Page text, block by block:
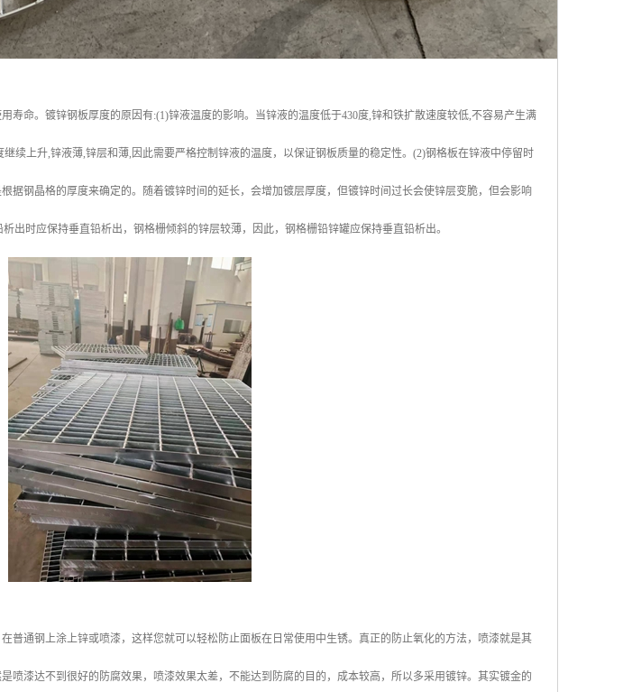
寿命。镀锌钢板厚度的原因有:(1)锌液温度的影响。当锌液的温度低于430度,锌和铁扩散速度较低,不容易产生满
续上升,锌液薄,锌层和薄,因此需要严格控制锌液的温度，以保证钢板质量的稳定性。(2)钢格板在锌液中停留时
据钢晶格的厚度来确定的。随着镀锌时间的延长，会增加镀层厚度，但镀锌时间过长会使锌层变脆，但会影响
出时应保持垂直铅析出，钢格栅倾斜的锌层较薄，因此，钢格栅铅锌罐应保持垂直铅析出。
普通钢上涂上锌或喷漆，这样您就可以轻松防止面板在日常使用中生锈。真正的防止氧化的方法，喷漆就是其
喷漆达不到很好的防腐效果，喷漆效果太差，不能达到防腐的目的，成本较高，所以多采用镀锌。其实镀金的